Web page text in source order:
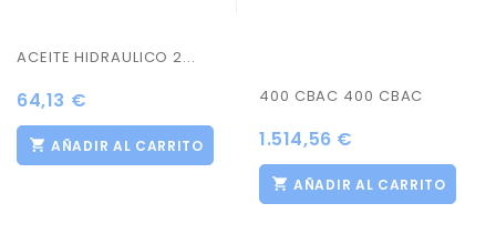
ACEITE HIDRAULICO 2...
64,13 €
AÑADIR AL CARRITO
400 CBAC 400 CBAC
1.514,56 €
AÑADIR AL CARRITO